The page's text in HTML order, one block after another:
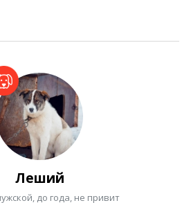
Леший
до года, не привит